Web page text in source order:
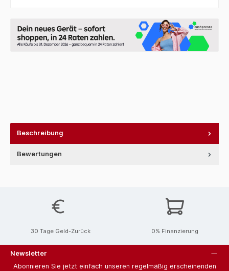
Beschreibung
Bewertungen
30 Tage Geld-Zurück 0% Finanzierung
Newsletter
Abonnieren Sie jetzt einfach unseren regelmäßig erscheinenden